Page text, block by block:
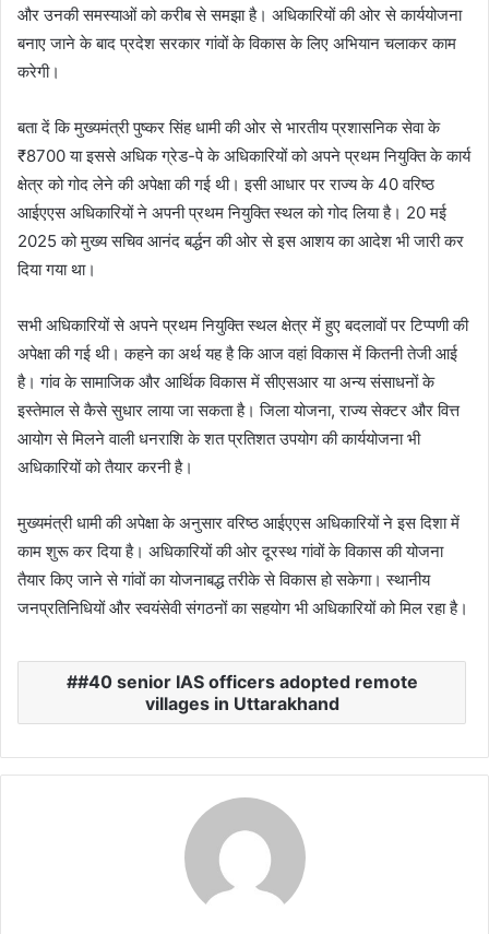
और उनकी समस्याओं को करीब से समझा है। अधिकारियों की ओर से कार्ययोजना
बनाए जाने के बाद प्रदेश सरकार गांवों के विकास के लिए अभियान चलाकर काम
करेगी।
बता दें कि मुख्यमंत्री पुष्कर सिंह धामी की ओर से भारतीय प्रशासनिक सेवा के
₹8700 या इससे अधिक ग्रेड-पे के अधिकारियों को अपने प्रथम नियुक्ति के कार्य
क्षेत्र को गोद लेने की अपेक्षा की गई थी। इसी आधार पर राज्य के 40 वरिष्ठ
आईएएस अधिकारियों ने अपनी प्रथम नियुक्ति स्थल को गोद लिया है। 20 मई
2025 को मुख्य सचिव आनंद बर्द्धन की ओर से इस आशय का आदेश भी जारी कर
दिया गया था।
सभी अधिकारियों से अपने प्रथम नियुक्ति स्थल क्षेत्र में हुए बदलावों पर टिप्पणी की
अपेक्षा की गई थी। कहने का अर्थ यह है कि आज वहां विकास में कितनी तेजी आई
है। गांव के सामाजिक और आर्थिक विकास में सीएसआर या अन्य संसाधनों के
इस्तेमाल से कैसे सुधार लाया जा सकता है। जिला योजना, राज्य सेक्टर और वित्त
आयोग से मिलने वाली धनराशि के शत प्रतिशत उपयोग की कार्ययोजना भी
अधिकारियों को तैयार करनी है।
मुख्यमंत्री धामी की अपेक्षा के अनुसार वरिष्ठ आईएएस अधिकारियों ने इस दिशा में
काम शुरू कर दिया है। अधिकारियों की ओर दूरस्थ गांवों के विकास की योजना
तैयार किए जाने से गांवों का योजनाबद्ध तरीके से विकास हो सकेगा। स्थानीय
जनप्रतिनिधियों और स्वयंसेवी संगठनों का सहयोग भी अधिकारियों को मिल रहा है।
#40 senior IAS officers adopted remote
villages in Uttarakhand